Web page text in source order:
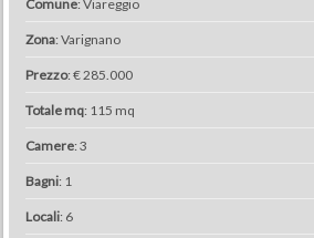
Comune: Viareggio
Zona: Varignano
Prezzo: € 285.000
Totale mq: 115 mq
Camere: 3
Bagni: 1
Locali: 6